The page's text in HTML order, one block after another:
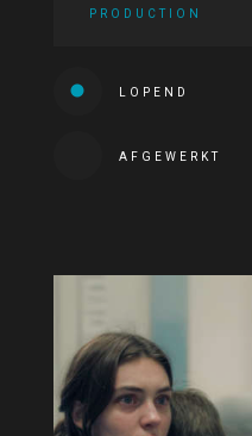
PRODUCTION
LOPEND
AFGEWERKT